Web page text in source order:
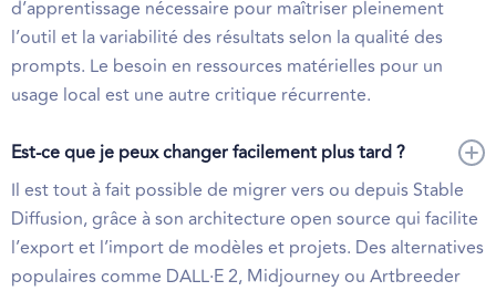
d’apprentissage nécessaire pour maîtriser pleinement
l’outil et la variabilité des résultats selon la qualité des
prompts. Le besoin en ressources matérielles pour un
usage local est une autre critique récurrente.
Est-ce que je peux changer facilement plus tard ?
Il est tout à fait possible de migrer vers ou depuis Stable
Diffusion, grâce à son architecture open source qui facilite
l’export et l’import de modèles et projets. Des alternatives
populaires comme DALL·E 2, Midjourney ou Artbreeder